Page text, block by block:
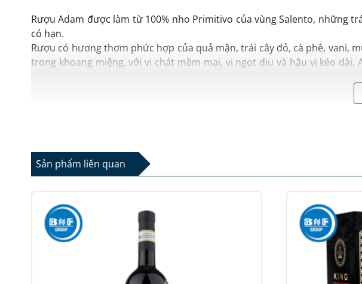
Rượu Adam được làm từ 100% nho Primitivo của vùng Salento, những
có hạn.
Rượu có hương thơm phức hợp của quả mận, trái cây đỏ, cà phê, vani,
trong khoang miệng, với vị chát mềm mại, vị ngọt dịu và hậu vị kéo
con người mới tạo ra rượu vang!”, Adam là một sản phẩm ngợi ca trí
Sản phẩm liên quan